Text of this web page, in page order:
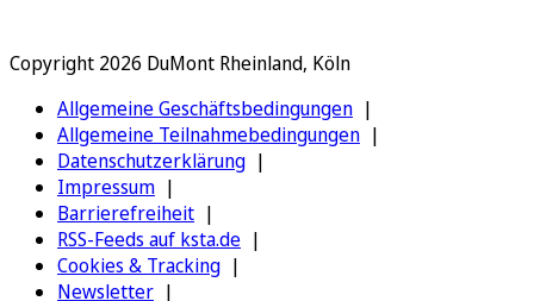
Copyright 2026 DuMont Rheinland, Köln
Allgemeine Geschäftsbedingungen
Allgemeine Teilnahmebedingungen
Datenschutzerklärung
Impressum
Barrierefreiheit
RSS-Feeds auf ksta.de
Cookies & Tracking
Newsletter